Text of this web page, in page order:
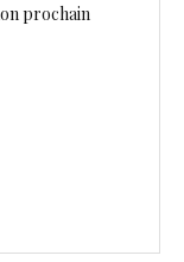
prochain